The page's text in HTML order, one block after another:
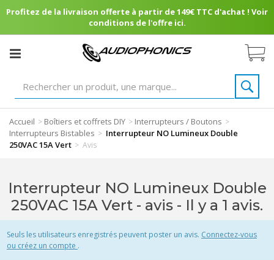
Profitez de la livraison offerte à partir de 149€ TTC d'achat ! Voir
conditions de l'offre ici.
Accueil > Boîtiers et coffrets DIY > Interrupteurs / Boutons >
Interrupteurs Bistables > Interrupteur NO Lumineux Double
250VAC 15A Vert > Avis
Interrupteur NO Lumineux Double
250VAC 15A Vert - avis - Il y a 1 avis.
Seuls les utilisateurs enregistrés peuvent poster un avis. Connectez-vous
ou créez un compte .